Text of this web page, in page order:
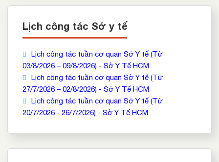
Lịch công tác Sở y tế
Lịch công tác tuần cơ quan Sở Y tế (Từ
03/8/2026 – 09/8/2026) - Sở Y Tế HCM
Lịch công tác tuần cơ quan Sở Y tế (Từ
27/7/2026 – 02/8/2026) - Sở Y Tế HCM
Lịch công tác tuần cơ quan Sở Y tế (Từ
20/7/2026 - 26/7/2026) - Sở Y Tế HCM